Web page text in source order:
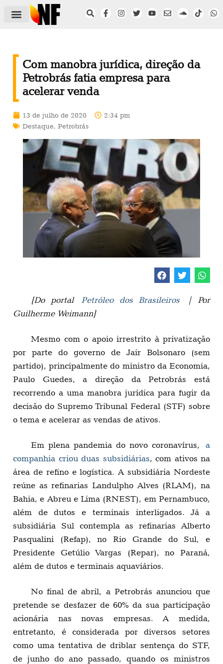
Com manobra jurídica, direção da
Petrobrás fatia empresa para
acelerar venda
13 de julho de 2020
2:34 pm
Destaque, Petrobrás
[Do portal Petróleo dos Brasileiros| Por
Guilherme Weimann]
Mesmo com o apoio irrestrito à privatização
por parte do governo de Jair Bolsonaro (sem
partido), principalmente do ministro da Economia,
Paulo Guedes, a direção da Petrobrás está
recorrendo a uma manobra jurídica para fugir da
decisão do Supremo Tribunal Federal (STF) sobre
o tema e acelerar as vendas de ativos.
Em plena pandemia do novo coronavírus, a
companhia criou duas subsidiárias, com ativos na
área de refino e logística. A subsidiária Nordeste
reúne as refinarias Landulpho Alves (RLAM), na
Bahia, e Abreu e Lima (RNEST), em Pernambuco,
além de dutos e terminais interligados. Já a
subsidiária Sul contempla as refinarias Alberto
Pasqualini (Refap), no Rio Grande do Sul, e
Presidente Getúlio Vargas (Repar), no Paraná,
além de dutos e terminais aquaviários.
No final de abril, a Petrobrás anunciou que
pretende se desfazer de 60% da sua participação
acionária nas novas empresas. A medida,
entretanto, é considerada por diversos setores
como uma tentativa de driblar sentença do STF,
de junho do ano passado, quando os ministros